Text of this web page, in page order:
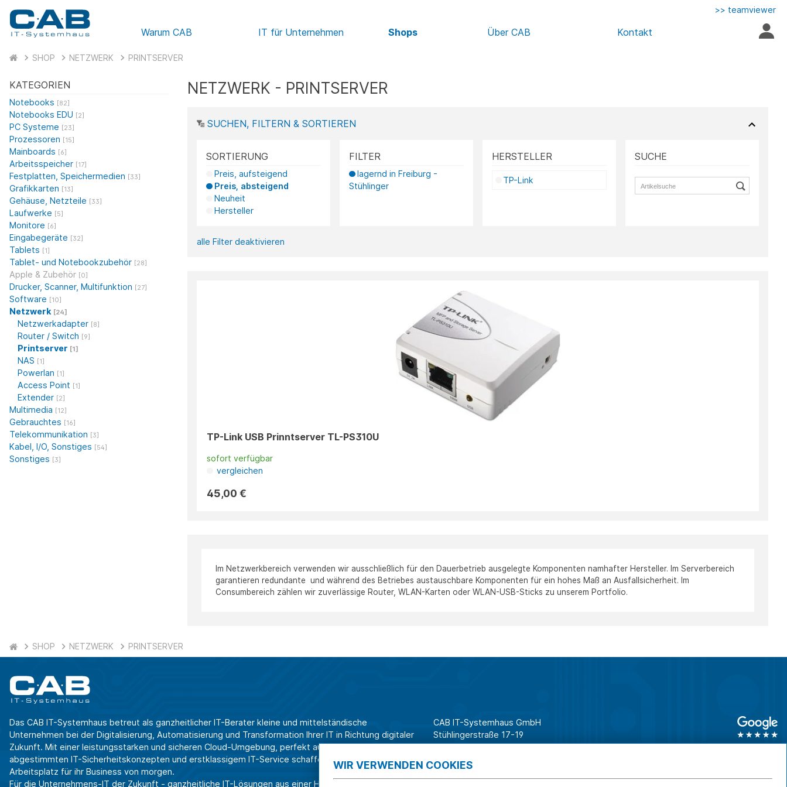
Warum CAB IT für Unternehmen Shops Über CAB Kontakt
>> teamviewer
SHOP NETZWERK PRINTSERVER
KATEGORIEN
Notebooks [82]
Notebooks EDU [2]
PC Systeme [23]
Prozessoren [15]
Mainboards [6]
Arbeitsspeicher [17]
Festplatten, Speichermedien [33]
Grafikkarten [13]
Gehäuse, Netzteile [33]
Laufwerke [5]
Monitore [6]
Eingabegeräte [32]
Tablets [1]
Tablet- und Notebookzubehör [28]
Apple & Zubehör [0]
Drucker, Scanner, Multifunktion [27]
Software [10]
Netzwerk [24]
Netzwerkadapter [8]
Router / Switch [9]
Printserver [1]
NAS [1]
Powerlan [1]
Access Point [1]
Extender [2]
Multimedia [12]
Gebrauchtes [16]
Telekommunikation [3]
Kabel, I/O, Sonstiges [54]
Sonstiges [3]
NETZWERK - PRINTSERVER
SUCHEN, FILTERN & SORTIEREN
SORTIERUNG
Preis, aufsteigend
Preis, absteigend
Neuheit
Hersteller
FILTER
lagernd in Freiburg -
Stühlinger
HERSTELLER
TP-Link
SUCHE
alle Filter deaktivieren
TP-Link USB Prinntserver TL-PS310U
sofort verfügbar
vergleichen
45,00 €
Im Netzwerkbereich verwenden wir ausschließlich für den Dauerbetrieb ausgelegte Komponenten namhafter Hersteller. Im Serverbereich
garantieren redundante und während des Betriebes austauschbare Komponenten für ein hohes Maß an Ausfallsicherheit. Im
Consumbereich zählen wir zuverlässige Router, WLAN-Karten oder WLAN-USB-Sticks zu unserem Portfolio.
SHOP NETZWERK PRINTSERVER
Das CAB IT-Systemhaus betreut als ganzheitlicher IT-Berater kleine und mittelständische
Unternehmen bei der Digitalisierung, Automatisierung und Transformation Ihrer IT in Richtung digitaler
Zukunft. Mit einer leistungsstarken und sicheren Cloud-Umgebung, perfekt aufeinander
abgestimmten IT-Sicherheitskonzepten und erstklassigem IT-Service schaffen wir Effizienz am
Arbeitsplatz für ihr Business von morgen.
Für die Unternehmens-IT der Zukunft - ganzheitliche IT-Lösungen aus einer Hand.
CAB IT-Systemhaus GmbH
Stühlingerstraße 17-19
79106 Freiburg
Tel. Shop für Privatkunden
WIR VERWENDEN COOKIES